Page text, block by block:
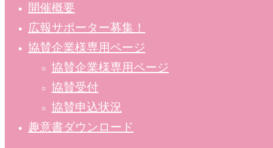
開催概要
広報サポーター募集！
協賛企業様専用ページ
協賛企業様専用ページ
協賛受付
協賛申込状況
趣意書ダウンロード